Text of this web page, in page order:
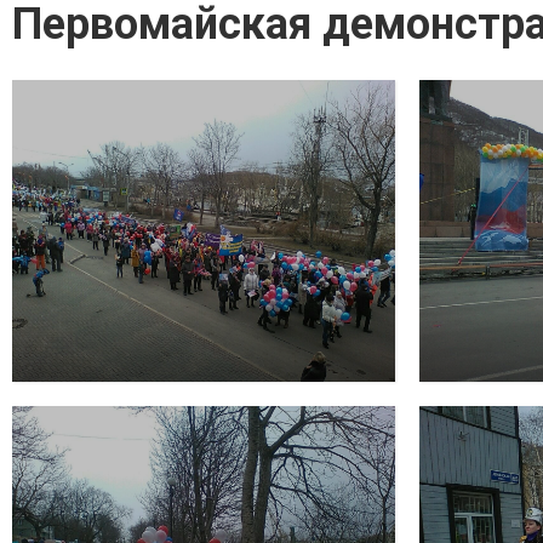
Первомайская